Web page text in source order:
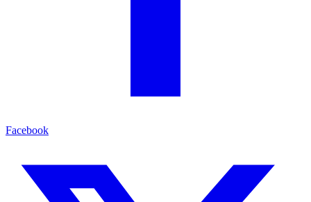
Facebook